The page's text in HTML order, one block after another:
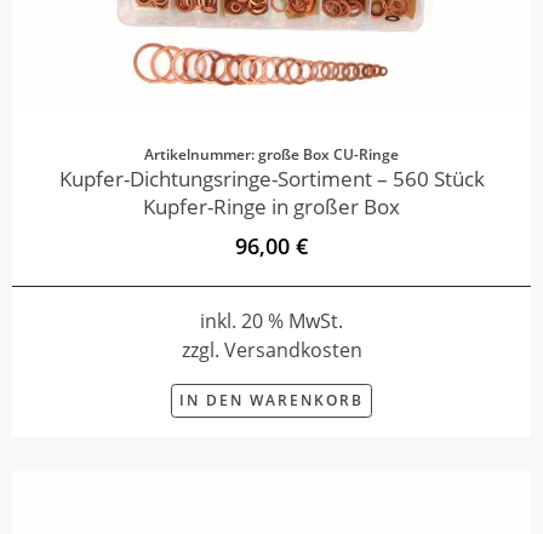
Artikelnummer: große Box CU-Ringe
Kupfer-Dichtungsringe-Sortiment – 560 Stück
Kupfer-Ringe in großer Box
96,00 €
inkl. 20 % MwSt.
zzgl. Versandkosten
IN DEN WARENKORB